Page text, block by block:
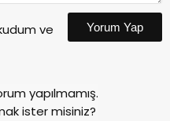
ve
Yorum Yap
yapılmamış.
ister misiniz?